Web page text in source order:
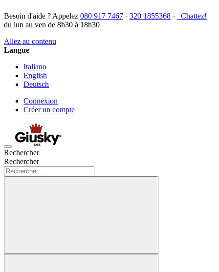
Besoin d'aide ? Appelez 080 917 7467 - 320 1855368 -
Chattez!
du lun au ven de 8h30 à 18h30
Allez au contenu
Langue
Italiano
English
Deutsch
Connexion
Créer un compte
Rechercher
Rechercher